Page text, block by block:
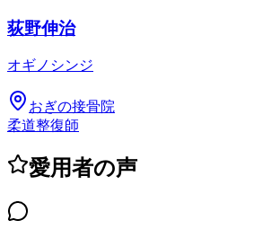
荻野伸治
オギノシンジ
おぎの接骨院
柔道整復師
愛用者の声